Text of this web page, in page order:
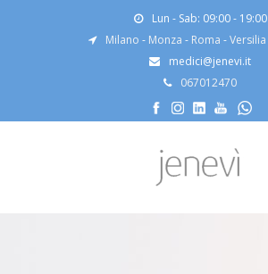
Lun - Sab: 09:00 - 19:00
Milano - Monza - Roma -Versilia
medici@jenevi.it
067012470